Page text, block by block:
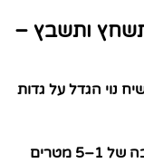
תשחץ ותשבץ –
נוי הגדל על גדות
שיח הוא צמח רב-שנתי מעוצה המגיע לגובה של 1–5 מטרים